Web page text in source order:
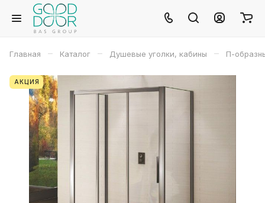
Главная – Каталог – Душевые уголки, кабины – П-
АКЦИЯ